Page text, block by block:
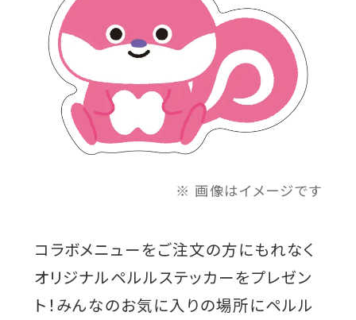
画像はイメージです
コラボメニューをご注文の方にもれなく
オリジナルペルルステッカーをプレゼン
ト！みんなのお気に入りの場所にペルル